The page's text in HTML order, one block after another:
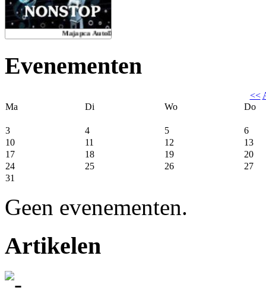
Evenementen
<<
Ma
Di Wo Do
3 4 5
6
10
11 12
13
17
18 19
20
24
25 26
27
31
Geen evenementen.
Artikelen